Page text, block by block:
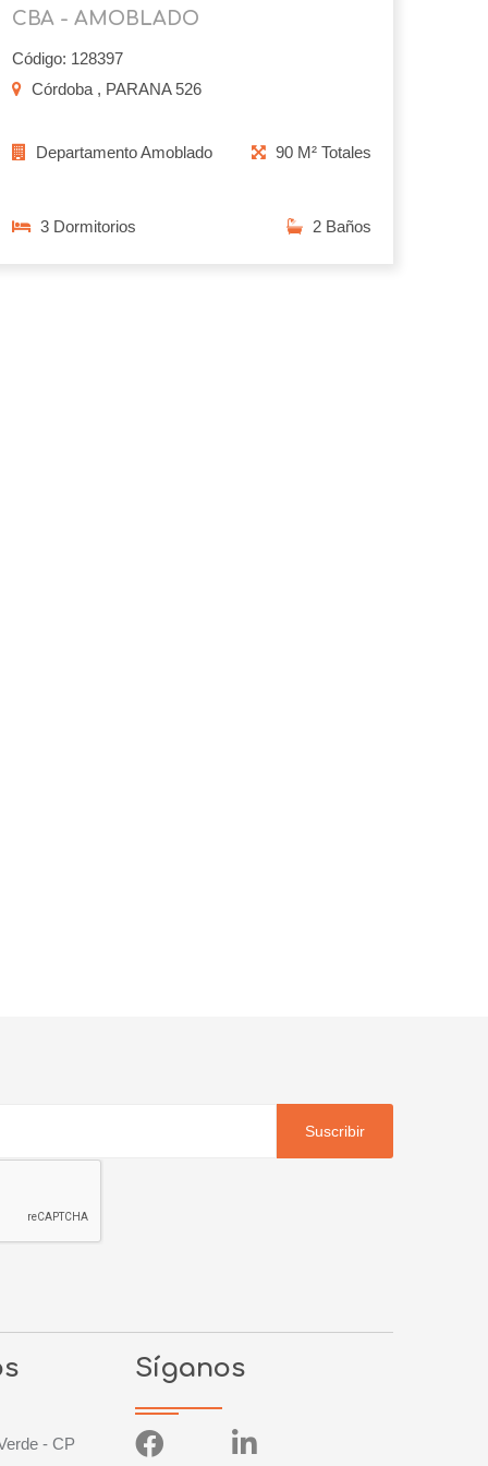
CBA - AMOBLADO
Código: 128397
Córdoba , PARANA 526
Departamento Amoblado 90 M² Totales
3 Dormitorios 2 Baños
Suscribir
- CP
Síganos